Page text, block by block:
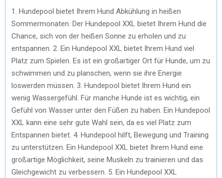
1. Hundepool bietet Ihrem Hund Abkühlung in heißen
Sommermonaten. Der Hundepool XXL bietet Ihrem Hund die
Chance, sich von der heißen Sonne zu erholen und zu
entspannen. 2. Ein Hundepool XXL bietet Ihrem Hund viel
Platz zum Spielen. Es ist ein großartiger Ort für Hunde, um zu
schwimmen und zu planschen, wenn sie ihre Energie
loswerden müssen. 3. Hundepool bietet Ihrem Hund ein
wenig Wassergefühl. Für manche Hunde ist es wichtig, ein
Gefühl von Wasser unter den Füßen zu haben. Ein Hundepool
XXL kann eine sehr gute Wahl sein, da es viel Platz zum
Entspannen bietet. 4. Hundepool hilft, Bewegung und Training
zu unterstützen. Ein Hundepool XXL bietet Ihrem Hund eine
großartige Möglichkeit, seine Muskeln zu trainieren und das
Gleichgewicht zu verbessern. 5. Ein Hundepool XXL